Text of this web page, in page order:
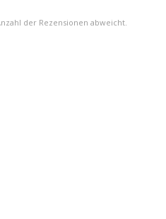
der Rezensionen abweicht.